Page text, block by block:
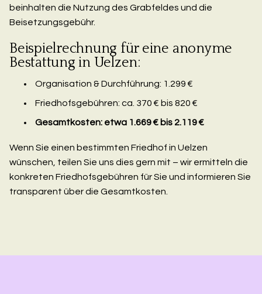
beinhalten die Nutzung des Grabfeldes und die
Beisetzungsgebühr.
Beispielrechnung für eine anonyme
Bestattung in Uelzen:
Organisation & Durchführung: 1.299 €
Friedhofsgebühren: ca. 370 € bis 820 €
Gesamtkosten: etwa 1.669 € bis 2.119 €
Wenn Sie einen bestimmten Friedhof in Uelzen
wünschen, teilen Sie uns dies gern mit – wir ermitteln die
konkreten Friedhofsgebühren für Sie und informieren Sie
transparent über die Gesamtkosten.